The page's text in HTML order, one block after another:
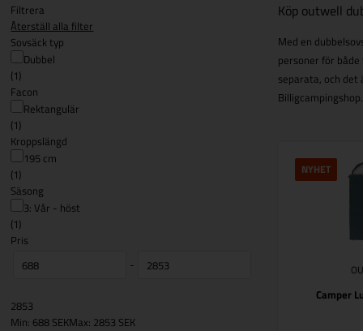
Filtrera
Återställ alla filter
Sovsäck typ
Dubbel
(1)
Facon
Rektangulär
(1)
Kroppslängd
195 cm
(1)
Säsong
3: Vår - höst
(1)
Pris
-
2853
Min: 688 SEKMax: 2853 SEK
Köp outwell
Med en
personer för
separata, och
NYHET
Camper